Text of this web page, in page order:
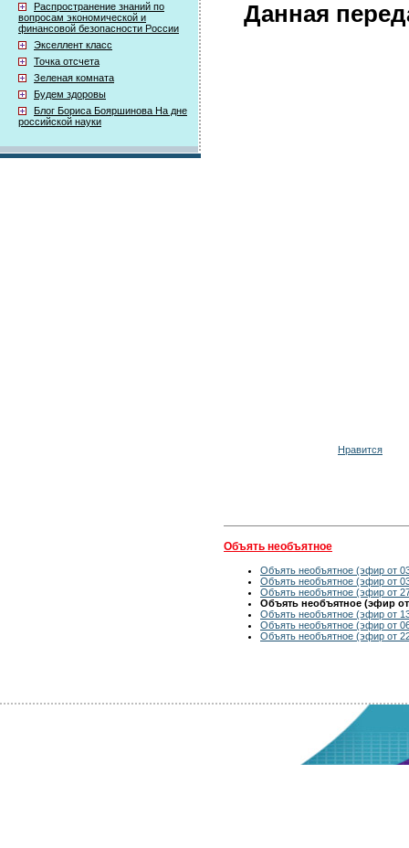
Распространение знаний по
вопросам экономической и
финансовой безопасности России
Экселлент класс
Точка отсчета
Зеленая комната
Будем здоровы
Блог Бориса Бояршинова На дне
российской науки
Данная
Нравится
Объять необъятное
Объять необъятное (эфир от
Объять необъятное (эфир от
Объять необъятное (эфир от
Объять необъятное (эфир от
Объять необъятное (эфир от
Объять необъятное (эфир от
Объять необъятное (эфир от